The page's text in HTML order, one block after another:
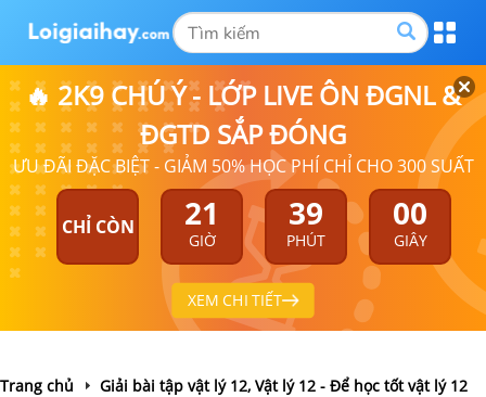
🔥 2K9 CHÚ Ý - LỚP LIVE ÔN ĐGNL &
ĐGTD SẮP ĐÓNG
ƯU ĐÃI ĐẶC BIỆT - GIẢM 50% HỌC PHÍ CHỈ CHO 300 SUẤT
CHỈ CÒN 21
GIỜ
38
PHÚT
59
GIÂY
XEM CHI TIẾT
Trang chủ Giải bài tập vật lý 12, Vật lý 12 - Để học tốt vật lý 12